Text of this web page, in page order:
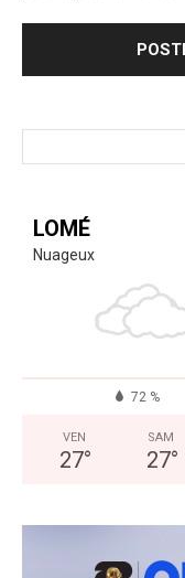
LOMÉ
Nuageux
72 %
VEN
27°
SAM
27°